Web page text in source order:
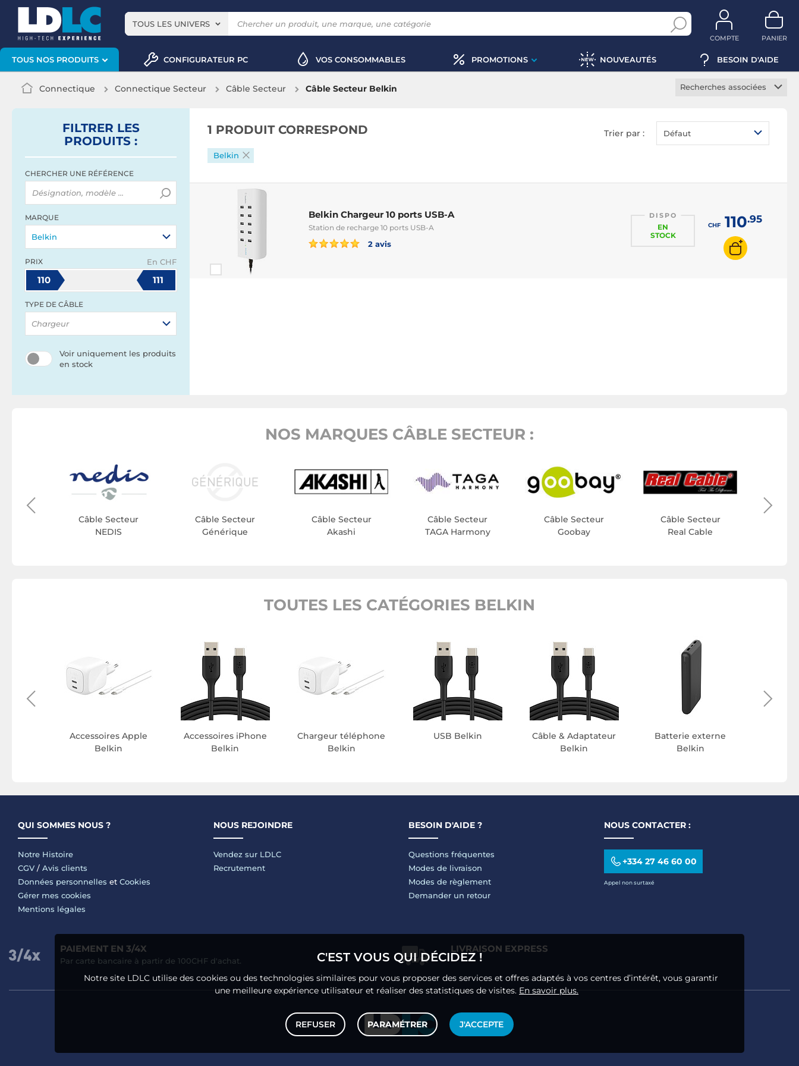
TOUS LES UNIVERS
COMPTE PANIER
TOUS NOS PRODUITS CONFIGURATEUR PC VOS CONSOMMABLES PROMOTIONS NOUVEAUTÉS BESOIN D'AIDE
Connectique Connectique Secteur Câble Secteur Câble Secteur Belkin
Recherches associées
Chargeur secteur
Convertisseur secteur
FILTRER LES
PRODUITS :
CHERCHER UNE RÉFÉRENCE
MARQUE
Belkin
PRIX En CHF
110 111
TYPE DE CÂBLE
Chargeur
Voir uniquement les produits
en stock
1 PRODUIT CORRESPOND Trier par : Défaut
Belkin
Belkin Chargeur 10 ports USB-A
Station de recharge 10 ports USB-A
2 avis
DISPO
EN
STOCK
CHF110.95
NOS MARQUES CÂBLE SECTEUR :
Câble Secteur
NEDIS
Câble Secteur
Générique
Câble Secteur
Akashi
Câble Secteur
TAGA Harmony
Câble Secteur
Goobay
Câble Secteur
Real Cable
TOUTES LES CATÉGORIES BELKIN
Accessoires Apple
Belkin
Accessoires iPhone
Belkin
Chargeur téléphone
Belkin
USB Belkin
Câble & Adaptateur
Belkin
Batterie externe
Belkin
QUI SOMMES NOUS ?
Notre Histoire
CGV / Avis clients
Données personnelles et Cookies
Gérer mes cookies
Mentions légales
NOUS REJOINDRE
Vendez sur LDLC
Recrutement
BESOIN D'AIDE ?
Questions fréquentes
Modes de livraison
Modes de règlement
Demander un retour
NOUS CONTACTER :
+334 27 46 60 00
Appel non surtaxé
PAIEMENT EN 3/4X
Par carte bancaire à partir de 100CHF d'achat.
LIVRAISON EXPRESS
C'EST VOUS QUI DÉCIDEZ !
Notre site LDLC utilise des cookies ou des technologies similaires pour vous proposer des services et offres adaptés à vos centres d’intérêt, vous garantir
une meilleure expérience utilisateur et réaliser des statistiques de visites. En savoir plus.
REFUSER PARAMÉTRER J'ACCEPTE